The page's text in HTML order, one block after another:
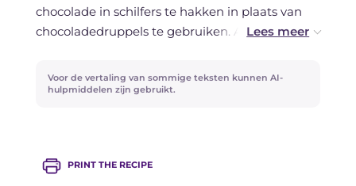
chocolade in schilfers te hakken in plaats van
chocoladedruppels te gebruiken. Als je ook
chocolade-peervariant van het recept
Chocolademuffin met peer
Voor de vertaling van sommige teksten kunnen AI-
hulpmiddelen zijn gebruikt.
PRINT THE RECIPE